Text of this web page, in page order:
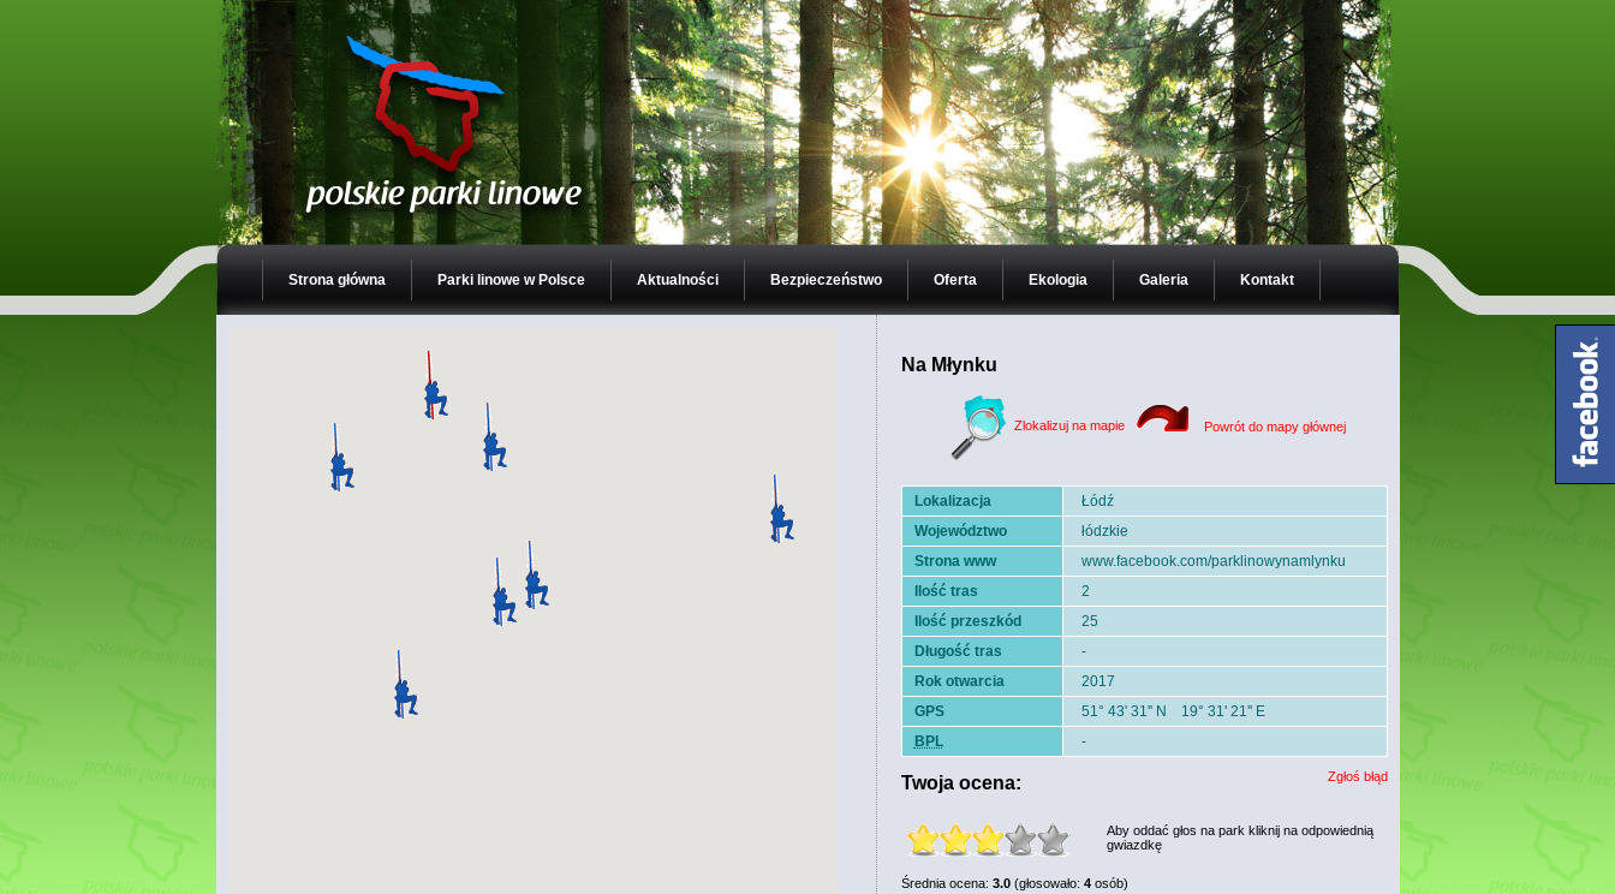
Strona główna Parki linowe w Polsce Aktualności Bezpieczeństwo Oferta Ekologia Galeria Kontakt
Na Młynku
Zlokalizuj na mapie Powrót do mapy głównej
Lokalizacja
Łódź
Województwo
łódzkie
Strona www
www.facebook.com/parklinowynamlynku
Ilość tras
2
Ilość przeszkód
25
Długość tras
-
Rok otwarcia
2017
GPS
51° 43' 31'' N 19° 31' 21'' E
BPL
-
Zgłoś błąd
Twoja ocena:
Aby oddać głos na park kliknij na odpowiednią
gwiazdkę
Średnia ocena: 3.0(głosowało: 4osób)